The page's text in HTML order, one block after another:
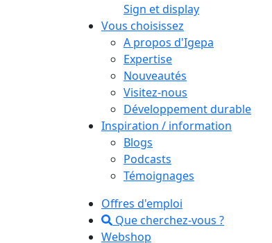
Sign et display
Vous choisissez
A propos d'Igepa
Expertise
Nouveautés
Visitez-nous
Développement durable
Inspiration / information
Blogs
Podcasts
Témoignages
Offres d'emploi
Que cherchez-vous ?
Webshop